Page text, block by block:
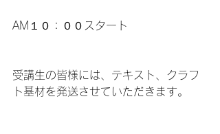
AM１０：００スタート
受講生の皆様には、テキスト、クラフ
ト基材を発送させていただきます。